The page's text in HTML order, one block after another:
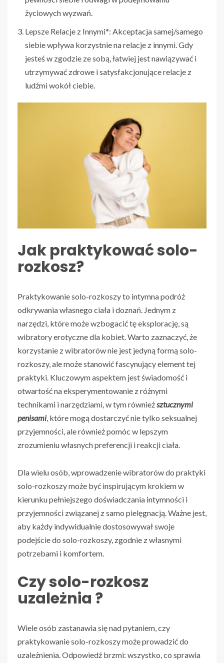
życiowych wyzwań.
Lepsze Relacje z Innymi*: Akceptacja samej/samego
siebie wpływa korzystnie na relacje z innymi. Gdy
jesteś w zgodzie ze sobą, łatwiej jest nawiązywać i
utrzymywać zdrowe i satysfakcjonujące relacje z
ludźmi wokół ciebie.
Jak praktykować solo-
rozkosz?
Praktykowanie solo-rozkoszy to intymna podróż
odkrywania własnego ciała i doznań. Jednym z
narzędzi, które może wzbogacić tę eksplorację, są
wibratory erotyczne dla kobiet. Warto zaznaczyć, że
korzystanie z wibratorów nie jest jedyną formą solo-
rozkoszy, ale może stanowić fascynujący element tej
praktyki. Kluczowym aspektem jest świadomość i
otwartość na eksperymentowanie z różnymi
technikami i narzędziami, w tym równieższtucznymi
penisami, które mogą dostarczyć nie tylko seksualnej
przyjemności, ale również pomóc w lepszym
zrozumieniu własnych preferencji i reakcji ciała.
Dla wielu osób, wprowadzenie wibratorów do praktyki
solo-rozkoszy może być inspirującym krokiem w
kierunku pełniejszego doświadczania intymności i
przyjemności związanej z samo pielęgnacją. Ważne jest,
aby każdy indywidualnie dostosowywał swoje
podejście do solo-rozkoszy, zgodnie z własnymi
potrzebami i komfortem.
Czy solo-rozkosz
uzależnia ?
Wiele osób zastanawia się nad pytaniem, czy
praktykowanie solo-rozkoszy może prowadzić do
uzależnienia. Odpowiedź brzmi: wszystko, co sprawia